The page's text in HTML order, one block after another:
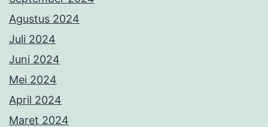
Agustus 2024
Juli 2024
Juni 2024
Mei 2024
April 2024
Maret 2024